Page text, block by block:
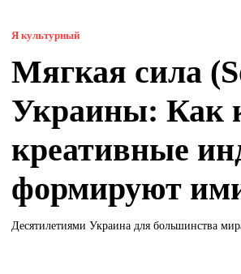
Я культурный
Мягкая сила
Украины: Как
креативные
формируют
Десятилетиями Украина для большинства